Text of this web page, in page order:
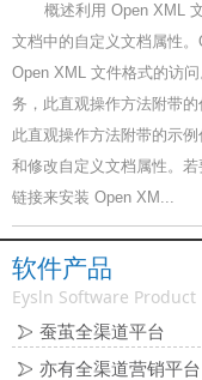
概述利用 Open XML
文档中的自定义文档属性
Open XML 文件格式的访
务，此直观操作方法附带
此直观操作方法附带的示
和修改自定义文档属性。
链接来安装 Open XM...
软件产品
Eysln Software Product
蚕茧全渠道平台
亦有全渠道营销平台